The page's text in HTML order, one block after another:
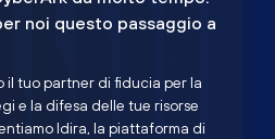
noi questo passaggio a
il tuo partner di fiducia per la
e la difesa delle tue risorse
Idira, la piattaforma di